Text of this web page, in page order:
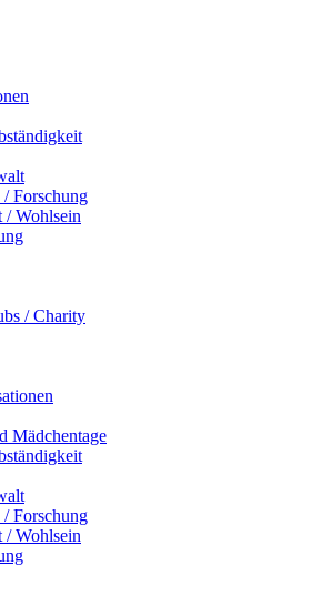
/ Forschung
/ Wohlsein
/ Charity
Mädchentage
/ Forschung
/ Wohlsein